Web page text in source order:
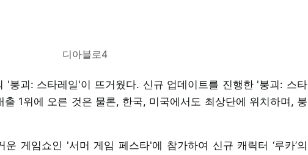
디아블로4
'붕괴: 스타레일'이 뜨거웠다. 신규 업데이트를 진행한 '붕괴: 스타
1위에 오른 것은 물론, 한국, 미국에서도 최상단에 위치하며, 붕
게임쇼인 '서머 게임 페스타'에 참가하여 신규 캐릭터 ‘루카’의